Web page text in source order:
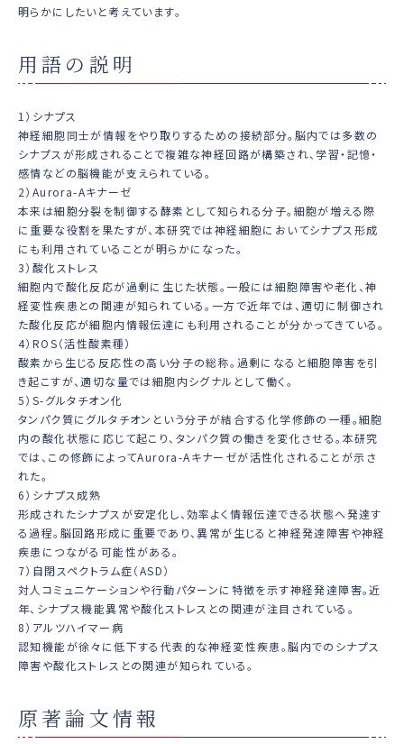
明らかにしたいと考えています。
用語の説明
1）シナプス
神経細胞同士が情報をやり取りするための接続部分。脳内では多数の
シナプスが形成されることで複雑な神経回路が構築され、学習・記憶・
感情などの脳機能が支えられている。
2）Aurora-Aキナーゼ
本来は細胞分裂を制御する酵素として知られる分子。細胞が増える際
に重要な役割を果たすが、本研究では神経細胞においてシナプス形成
にも利用されていることが明らかになった。
3）酸化ストレス
細胞内で酸化反応が過剰に生じた状態。一般には細胞障害や老化、神
経変性疾患との関連が知られている。一方で近年では、適切に制御され
た酸化反応が細胞内情報伝達にも利用されることが分かってきている。
4）ROS（活性酸素種）
酸素から生じる反応性の高い分子の総称。過剰になると細胞障害を引
き起こすが、適切な量では細胞内シグナルとして働く。
5）S-グルタチオン化
タンパク質にグルタチオンという分子が結合する化学修飾の一種。細胞
内の酸化状態に応じて起こり、タンパク質の働きを変化させる。本研究
では、この修飾によってAurora-Aキナーゼが活性化されることが示さ
れた。
6）シナプス成熟
形成されたシナプスが安定化し、効率よく情報伝達できる状態へ発達す
る過程。脳回路形成に重要であり、異常が生じると神経発達障害や神経
疾患につながる可能性がある。
7）自閉スペクトラム症（ASD）
対人コミュニケーションや行動パターンに特徴を示す神経発達障害。近
年、シナプス機能異常や酸化ストレスとの関連が注目されている。
8）アルツハイマー病
認知機能が徐々に低下する代表的な神経変性疾患。脳内でのシナプス
障害や酸化ストレスとの関連が知られている。
原著論文情報